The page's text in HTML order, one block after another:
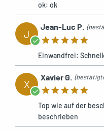
ok: ok
J
Jean-Luc P.
Einwandfrei:
X
Xavier G.
Top wie auf der
beschrieben